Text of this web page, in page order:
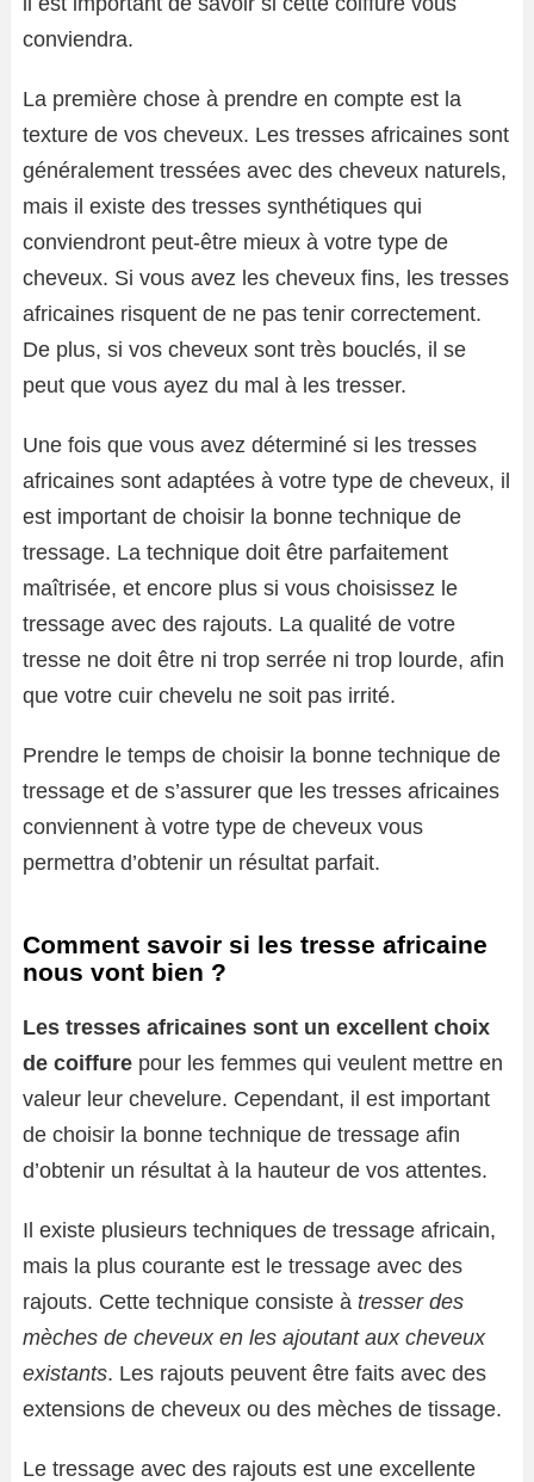
conviendra.
La première chose à prendre en compte est la
texture de vos cheveux. Les tresses africaines sont
généralement tressées avec des cheveux naturels,
mais il existe des tresses synthétiques qui
conviendront peut-être mieux à votre type de
cheveux. Si vous avez les cheveux fins, les tresses
africaines risquent de ne pas tenir correctement.
De plus, si vos cheveux sont très bouclés, il se
peut que vous ayez du mal à les tresser.
Une fois que vous avez déterminé si les tresses
africaines sont adaptées à votre type de cheveux, il
est important de choisir la bonne technique de
tressage. La technique doit être parfaitement
maîtrisée, et encore plus si vous choisissez le
tressage avec des rajouts. La qualité de votre
tresse ne doit être ni trop serrée ni trop lourde, afin
que votre cuir chevelu ne soit pas irrité.
Prendre le temps de choisir la bonne technique de
tressage et de s’assurer que les tresses africaines
conviennent à votre type de cheveux vous
permettra d’obtenir un résultat parfait.
Comment savoir si les tresse africaine
nous vont bien ?
Les tresses africaines sont un excellent choix
de coiffure pour les femmes qui veulent mettre en
valeur leur chevelure. Cependant, il est important
de choisir la bonne technique de tressage afin
d’obtenir un résultat à la hauteur de vos attentes.
Il existe plusieurs techniques de tressage africain,
mais la plus courante est le tressage avec des
rajouts. Cette technique consiste à tresser des
mèches de cheveux en les ajoutant aux cheveux
existants. Les rajouts peuvent être faits avec des
extensions de cheveux ou des mèches de tissage.
Le tressage avec des rajouts est une excellente